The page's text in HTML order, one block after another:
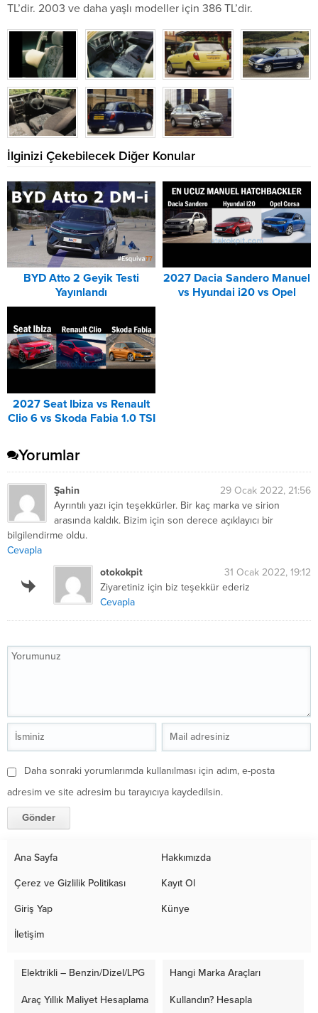
TL’dir. 2003 ve daha yaşlı modeller için 386 TL’dir.
İlginizi Çekebilecek Diğer Konular
BYD Atto 2 Geyik Testi
Yayınlandı
2027 Dacia Sandero Manuel
vs Hyundai i20 vs Opel
2027 Seat Ibiza vs Renault
Clio 6 vs Skoda Fabia 1.0 TSI
Yorumlar
Şahin
29 Ocak 2022, 21:56
Ayrıntılı yazı için teşekkürler. Bir kaç marka ve sirion
arasında kaldık. Bizim için son derece açıklayıcı bir
bilgilendirme oldu.
Cevapla
otokokpit
31 Ocak 2022, 19:12
Ziyaretiniz için biz teşekkür ederiz
Cevapla
Daha sonraki yorumlarımda kullanılması için adım, e-posta
adresim ve site adresim bu tarayıcıya kaydedilsin.
Ana Sayfa Hakkımızda
Çerez ve Gizlilik Politikası Kayıt Ol
Giriş Yap Künye
İletişim
Elektrikli – Benzin/Dizel/LPG
Araç Yıllık Maliyet Hesaplama
Hangi Marka Araçları
Kullandın? Hesapla